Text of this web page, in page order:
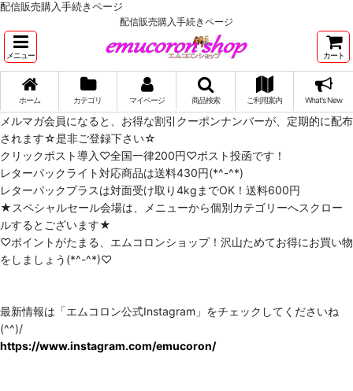
配信販売購入手続きページ
配信販売購入手続きページ
メニュー カート
ホーム カテゴリ マイページ 商品検索 ご利用案内 What's New
メルマガ会員になると、お得な割引クーポンナンバーが、定期的に配布
されます☆是非ご登録下さい☆
クリックポスト導入♡全国一律200円♡ポスト投函です！
レターパックライト対応商品は送料430円(*^-^*)
レターパックプラスは対面受け取り4kgまでOK！送料600円
★スペシャルセール会場は、メニューから個別カテゴリーへスクロー
ルするとございます★
♡ポイントがたまる、エムコロンショップ！沢山ためてお得にお買い物
をしましょう(*^-^*)♡
最新情報は「エムコロン公式Instagram」をチェックしてくださいね
(^^)/
https://www.instagram.com/emucoron/